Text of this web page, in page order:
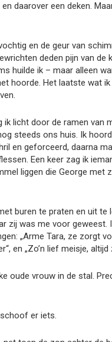
daarover een deken.
en de geur van
deden pijn van de
huilde ik – maar alleen
hoorde. Het laatste wat ik
ik licht door de ramen van
steeds ons huis. Ik
en geforceerd, daarna
Een keer zag ik
liggen die George met
buren te praten en uit te
zij was me voor geweest.
„Arme Tara, ze zorgt
en „Zo’n lief meisje, altijd
oude vrouw in de stal.
er iets.